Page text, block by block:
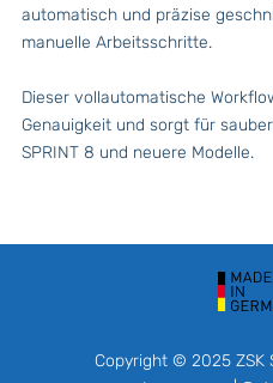
automatisch und präzise
manuelle Arbeitsschritte.
Dieser vollautomatische
Genauigkeit und sorgt für
SPRINT 8 und neuere Modelle.
Copyright © 2025 ZSK